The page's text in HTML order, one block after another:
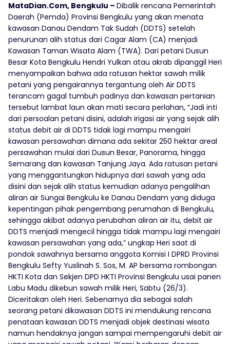
MataDian.Com, Bengkulu – Dibalik rencana Pemerintah
Daerah (Pemda) Provinsi Bengkulu yang akan menata
kawasan Danau Dendam Tak Sudah (DDTS) setelah
penurunan alih status dari Cagar Alam (CA) menjadi
Kawasan Taman Wisata Alam (TWA). Dari petani Dusun
Besar Kota Bengkulu Hendri Yulkan atau akrab dipanggil Heri
menyampaikan bahwa ada ratusan hektar sawah milik
petani yang pengairannya tergantung oleh Air DDTS
terancam gagal tumbuh padinya dan kawasan pertanian
tersebut lambat laun akan mati secara perlahan, “Jadi inti
dari persoalan petani disini, adalah irigasi air yang sejak alih
status debit air di DDTS tidak lagi mampu mengairi
kawasan persawahan dimana ada sekitar 250 hektar areal
persawahan mulai dari Dusun Besar, Panorama, hingga
Semarang dan kawasan Tanjung Jaya. Ada ratusan petani
yang menggantungkan hidupnya dari sawah yang ada
disini dan sejak alih status kemudian adanya pengalihan
aliran air Sungai Bengkulu ke Danau Dendam yang diduga
kepentingan pihak pengembang perumahan di Bengkulu,
sehingga akibat adanya perubahan aliran air itu, debit air
DDTS menjadi mengecil hingga tidak mampu lagi mengairi
kawasan persawahan yang ada,” ungkap Heri saat di
pondok sawahnya bersama anggota Komisi I DPRD Provinsi
Bengkulu Sefty Yuslinah S. Sos, M. AP bersama rombongan
HKTI Kota dan Sekjen DPD HKTI Provinsi Bengkulu usai panen
Labu Madu dikebun sawah milik Heri, Sabtu (26/3).
Diceritakan oleh Heri. Sebenarnya dia sebagai salah
seorang petani dikawasan DDTS ini mendukung rencana
penataan kawasan DDTS menjadi objek destinasi wisata
namun hendaknya jangan sampai mempengaruhi debit air